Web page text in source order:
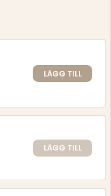
LÄGG TILL
LÄGG TILL